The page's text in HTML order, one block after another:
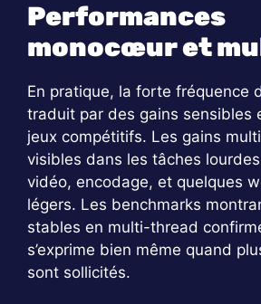
Performances
monocœur et
En pratique, la forte fréquence
traduit par des gains sensibles
jeux compétitifs. Les gains
visibles dans les tâches
vidéo, encodage, et quelques
légers. Les benchmarks
stables en multi-thread
s’exprime bien même quand
sont sollicités.